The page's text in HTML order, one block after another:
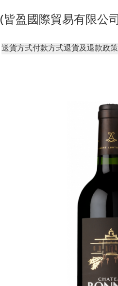
FPHKWine (皆盈國際貿易有限公
送貨方式付款方式退貨及退款政策